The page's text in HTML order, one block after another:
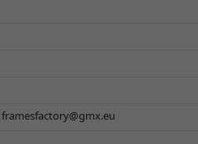
framesfactory@gmx.eu